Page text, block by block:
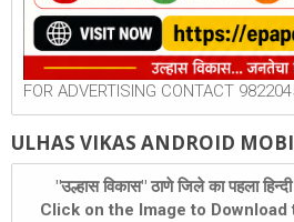
FOR ADVERTISING CONTACT
ULHAS VIKAS ANDROID
"उल्हास विकास" ठाणे जिले का पहला
Click on the Image to